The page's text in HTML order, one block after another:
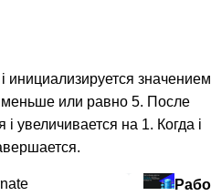
значением
или равно 5. После
увеличивается на 1. Когда i